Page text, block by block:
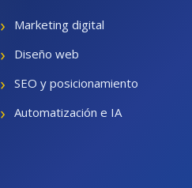
Marketing digital
Diseño web
SEO y posicionamiento
Automatización e IA